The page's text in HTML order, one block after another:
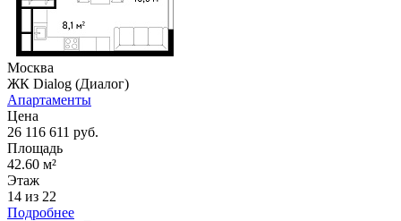
Москва
ЖК Dialog (Диалог)
Апартаменты
Цена
26 116 611 руб.
Площадь
42.60 м²
Этаж
14 из 22
Подробнее